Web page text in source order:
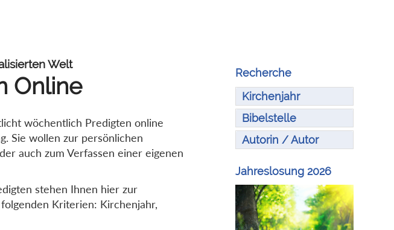
Welt
Online
wöchentlich Predigten online
Sie wollen zur persönlichen
auch zum Verfassen einer eigenen
stehen Ihnen hier zur
Kriterien: Kirchenjahr,
Recherche
Kirchenjahr
Bibelstelle
Autorin / Autor
Jahreslosung 2026